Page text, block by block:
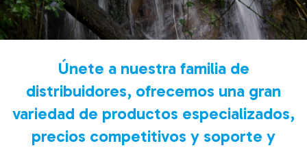
Únete a nuestra familia de
distribuidores, ofrecemos una gran
variedad de productos especializados,
precios competitivos y soporte y